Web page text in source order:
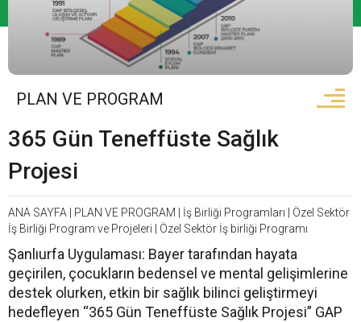
PLAN VE PROGRAM
365 Gün Teneffüste Sağlık
Projesi
ANA SAYFA PLAN VE PROGRAM İş Birliği Programları
Özel Sektör
İş Birliği Program ve Projeleri
Özel Sektör İş birliği Programı
Şanlıurfa Uygulaması: Bayer tarafından hayata
geçirilen, çocukların bedensel ve mental gelişimlerine
destek olurken, etkin bir sağlık bilinci geliştirmeyi
hedefleyen “365 Gün Teneffüste Sağlık Projesi” GAP